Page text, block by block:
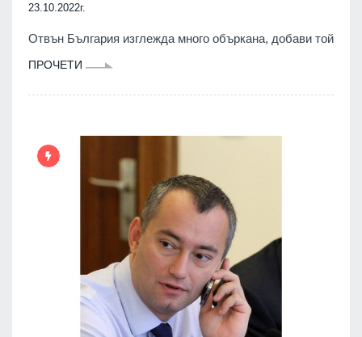
23.10.2022г.
Отвън България изглежда много объркана, добави той
ПРОЧЕТИ